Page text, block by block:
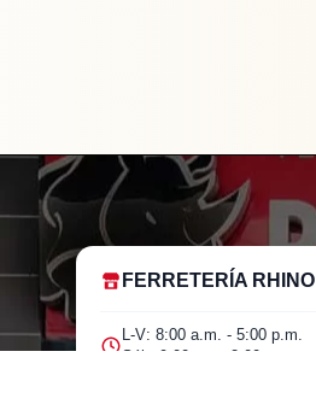
FERRETERÍA RHINO
L-V: 8:00 a.m. - 5:00 p.m.
Sáb: 9:00 am - 2:00 pm